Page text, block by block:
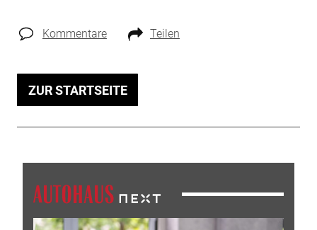
Kommentare Teilen
ZUR STARTSEITE